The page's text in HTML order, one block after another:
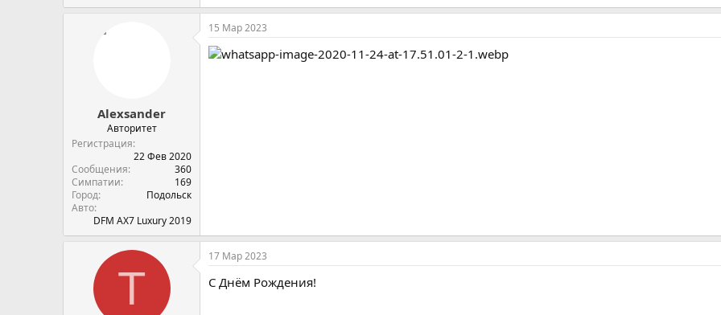
Аlexsander
Авторитет
Регистрация
22 Фев 2020
Сообщения
360
Симпатии
169
Город
Подольск
Авто
DFM AX7 Luxury 2019
15 Мар 2023
Т
17 Мар 2023
С Днём Рождения!